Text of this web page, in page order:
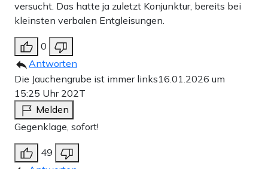
versucht. Das hatte ja zuletzt Konjunktur, bereits bei
kleinsten verbalen Entgleisungen.
0
Antworten
Die Jauchengrube ist immer links16.01.2026 um
15:25 Uhr 202T
Melden
Gegenklage, sofort!
49